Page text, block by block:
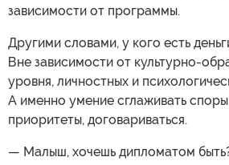
зависимости от программы.
Другими словами, у кого есть
Вне зависимости от культурно-
уровня, личностных и
А именно умение сглаживать
приоритеты, договариваться.
— Малыш, хочешь дипломатом